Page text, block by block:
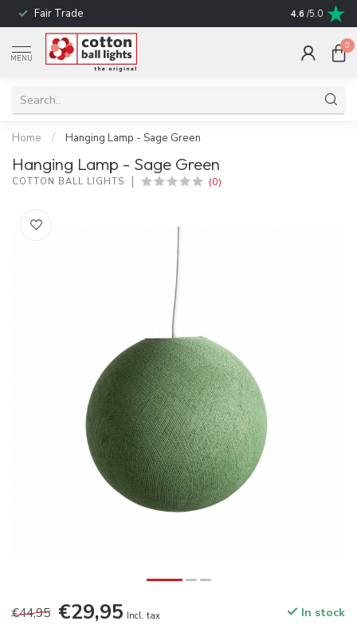
Fair Trade ! No shipping
4.6 /5.0
MENU
0
Home / Hanging Lamp - Sage Green
Hanging Lamp - Sage Green
COTTON BALL LIGHTS (0)
€44,95 €29,95 Incl. tax In stock